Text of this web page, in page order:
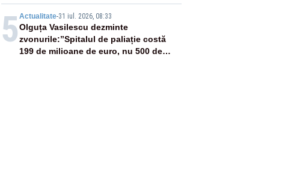
5 Actualitate-31 iul. 2026, 08:33
Olguța Vasilescu dezminte
zvonurile:”Spitalul de paliație costă
199 de milioane de euro, nu 500 de